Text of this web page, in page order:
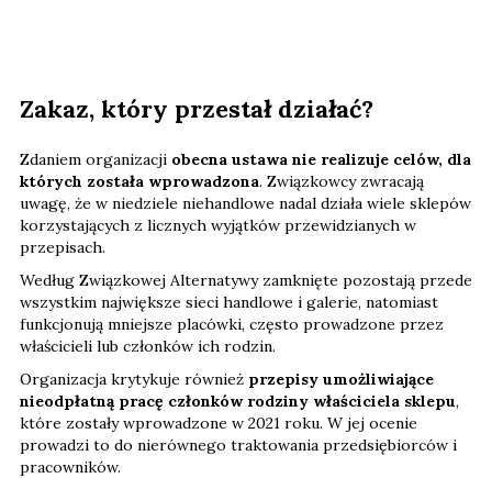
Zakaz, który przestał działać?
Zdaniem organizacji obecna ustawa nie realizuje celów, dla
których została wprowadzona. Związkowcy zwracają
uwagę, że w niedziele niehandlowe nadal działa wiele sklepów
korzystających z licznych wyjątków przewidzianych w
przepisach.
Według Związkowej Alternatywy zamknięte pozostają przede
wszystkim największe sieci handlowe i galerie, natomiast
funkcjonują mniejsze placówki, często prowadzone przez
właścicieli lub członków ich rodzin.
Organizacja krytykuje również przepisy umożliwiające
nieodpłatną pracę członków rodziny właściciela sklepu,
które zostały wprowadzone w 2021 roku. W jej ocenie
prowadzi to do nierównego traktowania przedsiębiorców i
pracowników.